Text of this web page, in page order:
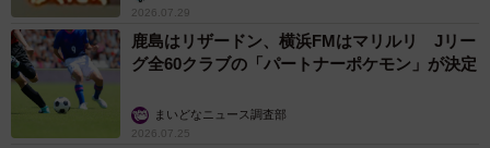
2026.07.29
鹿島はリザードン、横浜FMはマリルリ Jリー
グ全60クラブの「パートナーポケモン」が決定
まいどなニュース調査部
2026.07.25